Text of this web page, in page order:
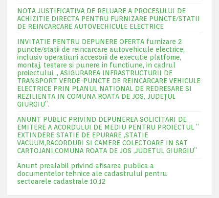
NOTA JUSTIFICATIVA DE RELUARE A PROCESULUI DE
ACHIZITIE DIRECTA PENTRU FURNIZARE PUNCTE/STATII
DE REINCARCARE AUTOVECHICULE ELECTRICE
INVITATIE PENTRU DEPUNERE OFERTA furnizare 2
puncte/statii de reincarcare autovehicule electrice,
inclusiv operatiuni accesorii de executie platfome,
montaj, testare si punere in functiune, in cadrul
proiectului „ ASIGURAREA INFRASTRUCTURII DE
TRANSPORT VERDE-PUNCTE DE REINCARCARE VEHICULE
ELECTRICE PRIN PLANUL NATIONAL DE REDRESARE SI
REZILIENTA IN COMUNA ROATA DE JOS, JUDEŢUL
GIURGIU”.
ANUNT PUBLIC PRIVIND DEPUNEREA SOLICITARI DE
EMITERE A ACORDULUI DE MEDIU PENTRU PROIECTUL ”
EXTINDERE STATIE DE EPURARE ,STATIE
VACUUM,RACORDURI SI CAMERE COLECTOARE IN SAT
CARTOJANI,COMUNA ROATA DE JOS ,JUDETUL GIURGIU”
Anunt prealabil privind afisarea publica a
documentelor tehnice ale cadastrului pentru
sectoarele cadastrale 10,12